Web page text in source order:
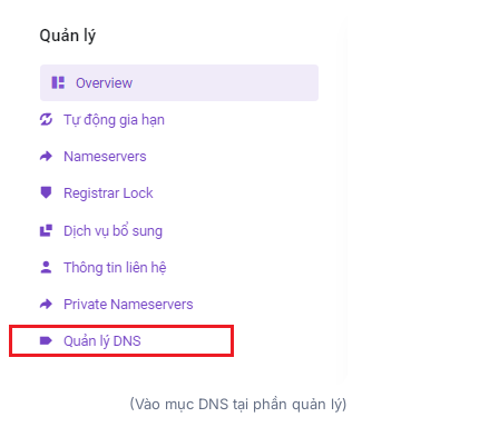
(Vào mục DNS tại phần quản lý)